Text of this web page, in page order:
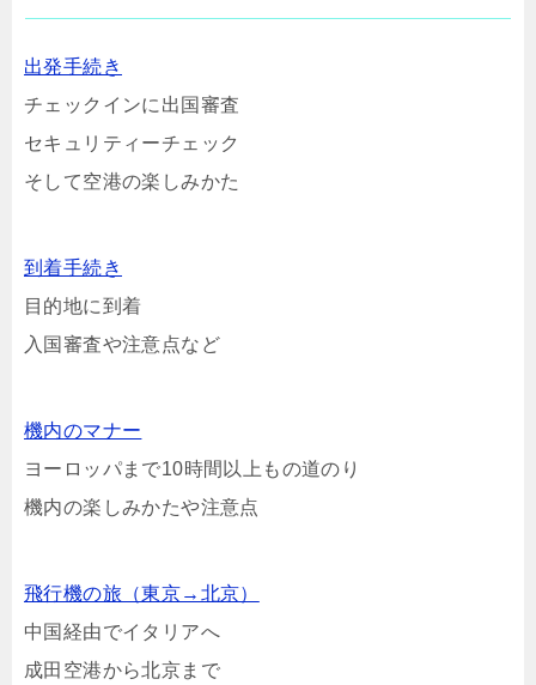
出発手続き
チェックインに出国審査
セキュリティーチェック
そして空港の楽しみかた
到着手続き
目的地に到着
入国審査や注意点など
機内のマナー
ヨーロッパまで10時間以上もの道のり
機内の楽しみかたや注意点
飛行機の旅（東京→北京）
中国経由でイタリアへ
成田空港から北京まで